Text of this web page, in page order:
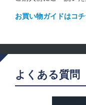
お買い物ガイドはコチ
よくある質問